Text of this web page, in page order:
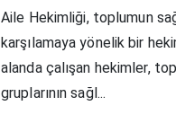
Aile Hekimliği, toplumun
karşılamaya yönelik bir
alanda çalışan hekimler,
gruplarının sağl...